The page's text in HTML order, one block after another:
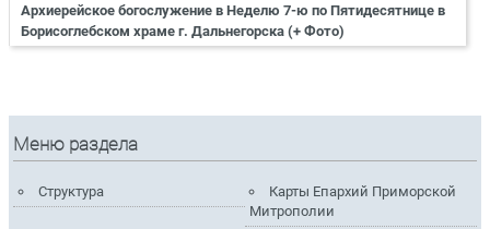
Архиерейское богослужение в Неделю 7-ю по Пятидесятнице в
Борисоглебском храме г. Дальнегорска (+ Фото)
Меню раздела
Структура
Карты Епархий Приморской
Митрополии